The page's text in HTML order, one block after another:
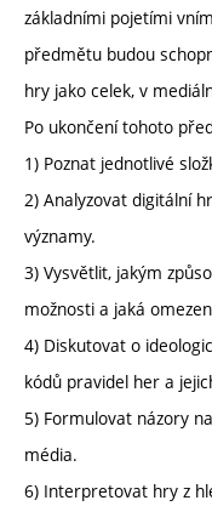
základními pojetími
předmětu budou
hry jako celek, v
Po ukončení tohoto
1) Poznat jednotlivé
2) Analyzovat digitální
významy.
3) Vysvětlit, jakým
možnosti a jaká
4) Diskutovat o
kódů pravidel her a
5) Formulovat názory
média.
6) Interpretovat hry z